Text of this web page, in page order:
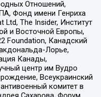
Отношений,
Фонд имени Генриха
Ltd, The Insider, Институт
и Восточной Европы,
Foundation, Канадский
Лорье,
Канады,
центр им Вудро
Всеукраинский
комитет в